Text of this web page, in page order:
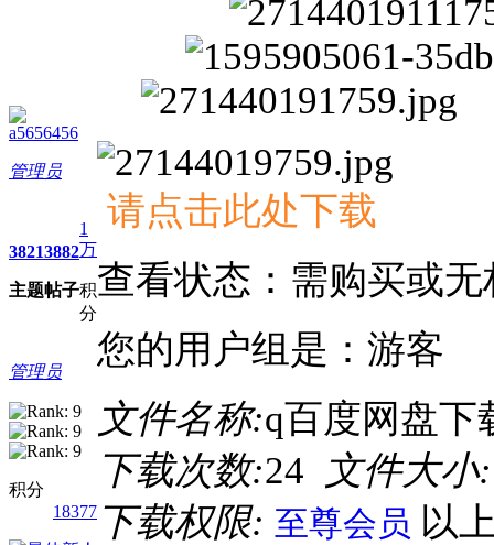
a5656456
管理员
3821
主题
3882
帖子
1
万
积
分
管理员
积分
18377
请点击此处下载
查看状态：需购买或无
您的用户组是：游客
文件名称:q百度网盘
下载次数:24 文件大小:
下载权限: 至尊会员 以